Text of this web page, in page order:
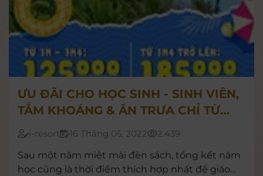
ƯU ĐÃI CHO HỌC SINH - SINH VIÊN,
TẮM KHOÁNG & ĂN TRƯA CHỈ TỪ
125.000Đ/KHÁCH
i-resort 16 Tháng 05, 2022
2.439
Sau một năm miệt mài đèn sách, tổng kết năm
học cũng là thời điểm thích hợp nhất để giáo